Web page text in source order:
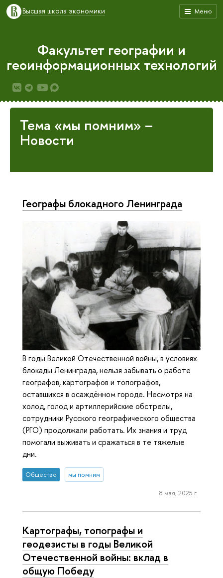
Меню
Высшая школа экономики
Факультет географии и
геоинформационных технологий
Тема «мы помним» –
Новости
Географы блокадного Ленинграда
В годы Великой Отечественной войны, в условиях
блокады Ленинграда, нельзя забывать о работе
географов, картографов и топографов,
оставшихся в осаждённом городе. Несмотря на
холод, голод и артиллерийские обстрелы,
сотрудники Русского географического общества
(РГО) продолжали работать. Их знания и труд
помогали выживать и сражаться в те тяжелые
дни.
Общество мы помним
8 мая, 2025 г.
Картографы, топографы и
геодезисты в годы Великой
Отечественной войны: вклад в
общую Победу